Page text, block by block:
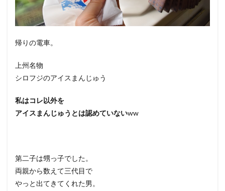
帰りの電車。
上州名物
シロフジのアイスまんじゅう
私はコレ以外を
アイスまんじゅうとは認めていないww
第二子は甥っ子でした。
両親から数えて三代目で
やっと出てきてくれた男。